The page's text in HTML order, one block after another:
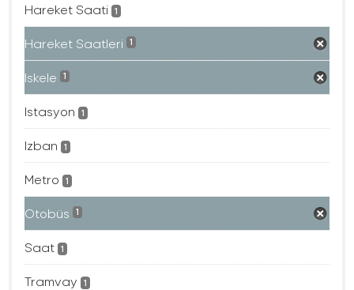
Hareket Saati 1
Hareket Saatleri 1
Iskele 1
Istasyon 1
Izban 1
Metro 1
Otobüs 1
Saat 1
Tramvay 1